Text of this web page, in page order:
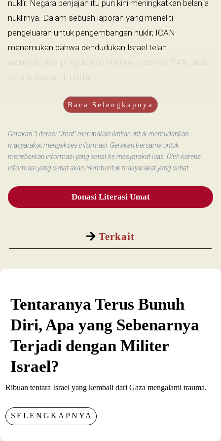
Terkait
nuklir. Negara penjajah itu pun kini meningkatkan belanja
nuklirnya. Dalam sebuah laporan yang meneliti
pengeluaran untuk pengembangan nuklir, ICAN
menemukan bahwa pendudukan Israel telah
meningkatkan pengeluaran nuklirnya sebesar 2,4%, atau
setara dengan 1,1 miliar...
Baca Selengkapnya
Gerakan “Literasi Umat” merupakan ikhtiar untuk memudahkan
masyarakat mengakses informasi. Gerakan bersama untuk
menebarkan informasi yang sehat ke masyarakat luas. Oleh karena
informasi yang sehat akan membentuk masyarakat yang sehat.
Donasi Literasi Umat
Tentaranya Terus Bunuh
Diri, Apa yang Sebenarnya
Terjadi dengan Militer
Israel?
Ribuan tentara Israel yang kembali dari Gaza mengalami trauma.
SELENGKAPNYA